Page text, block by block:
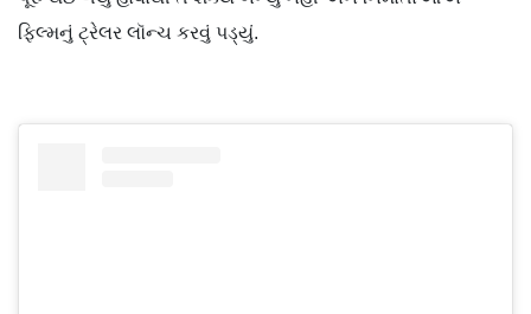
ફિલ્મનું ટ્રેલર લૉન્ચ કરવું પડ્યું.